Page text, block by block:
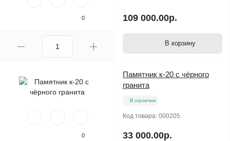
0 109 000.00р.
В корзину
0
Памятник к-20 с чёрного
гранита
В наличии
Код товара: 000205
33 000.00р.